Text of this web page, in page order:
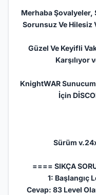
Merhaba Şovalyeler,
Sorunsuz Ve Hilesiz
Güzel Ve Keyifli
Karşılıyor
KnightWAR
İçin
Sürüm
==== SIKÇA
1: Başlangıç
Cevap: 83 Level